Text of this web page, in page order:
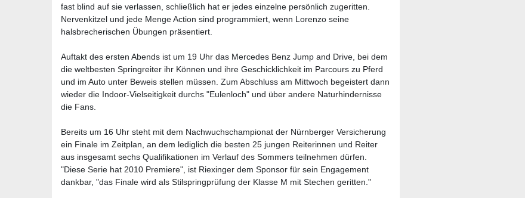
fast blind auf sie verlassen, schließlich hat er jedes einzelne persönlich zugeritten.
Nervenkitzel und jede Menge Action sind programmiert, wenn Lorenzo seine
halsbrecherischen Übungen präsentiert.
Auftakt des ersten Abends ist um 19 Uhr das Mercedes Benz Jump and Drive, bei dem
die weltbesten Springreiter ihr Können und ihre Geschicklichkeit im Parcours zu Pferd
und im Auto unter Beweis stellen müssen. Zum Abschluss am Mittwoch begeistert dann
wieder die Indoor-Vielseitigkeit durchs "Eulenloch" und über andere Naturhindernisse
die Fans.
Bereits um 16 Uhr steht mit dem Nachwuchschampionat der Nürnberger Versicherung
ein Finale im Zeitplan, an dem lediglich die besten 25 jungen Reiterinnen und Reiter
aus insgesamt sechs Qualifikationen im Verlauf des Sommers teilnehmen dürfen.
"Diese Serie hat 2010 Premiere", ist Riexinger dem Sponsor für sein Engagement
dankbar, "das Finale wird als Stilspringprüfung der Klasse M mit Stechen geritten."